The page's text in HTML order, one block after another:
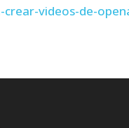
crear-videos-de-